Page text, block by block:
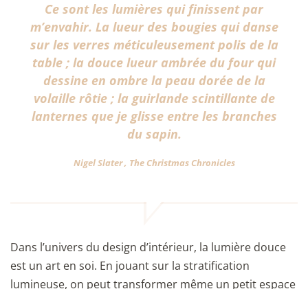
Ce sont les lumières qui finissent par
m’envahir. La lueur des bougies qui danse
sur les verres méticuleusement polis de la
table ; la douce lueur ambrée du four qui
dessine en ombre la peau dorée de la
volaille rôtie ; la guirlande scintillante de
lanternes que je glisse entre les branches
du sapin.
Nigel Slater , The Christmas Chronicles
Dans l’univers du design d’intérieur, la lumière douce
est un art en soi. En jouant sur la stratification
lumineuse, on peut transformer même un petit espace